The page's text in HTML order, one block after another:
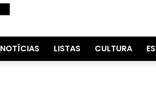
NOTÍCIAS LISTAS CULTURA